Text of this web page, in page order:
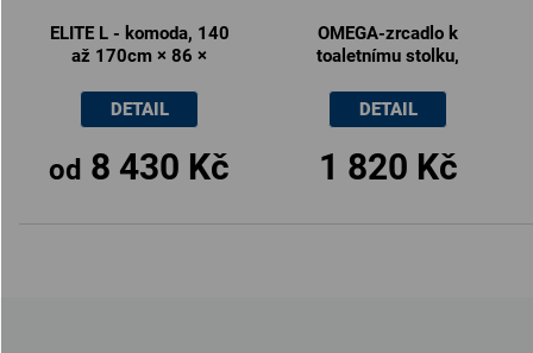
ELITE L - komoda, 140
až 170cm × 86 ×
od 8 430 Kč
DETAIL
OMEGA-zrcadlo k
toaletnímu stolku,
1 820 Kč
DETAIL